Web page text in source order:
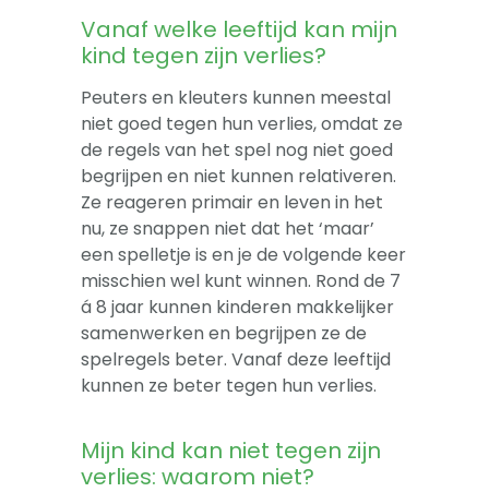
Vanaf welke leeftijd kan mijn
kind tegen zijn verlies?
Peuters en kleuters kunnen meestal
niet goed tegen hun verlies, omdat ze
de regels van het spel nog niet goed
begrijpen en niet kunnen relativeren.
Ze reageren primair en leven in het
nu, ze snappen niet dat het ‘maar’
een spelletje is en je de volgende keer
misschien wel kunt winnen. Rond de 7
á 8 jaar kunnen kinderen makkelijker
samenwerken en begrijpen ze de
spelregels beter. Vanaf deze leeftijd
kunnen ze beter tegen hun verlies.
Mijn kind kan niet tegen zijn
verlies: waarom niet?